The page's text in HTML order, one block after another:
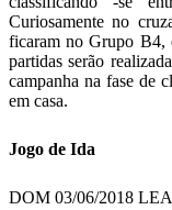
Curiosamente no
ficaram no Grupo B4,
partidas serão
campanha na fase
em casa.
Jogo de Ida
DOM 03/06/2018